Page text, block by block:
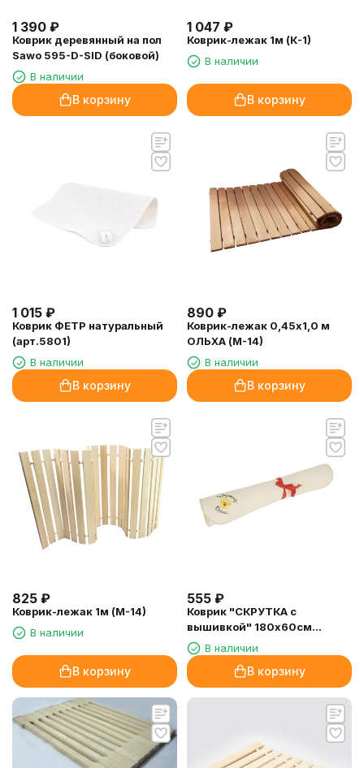
1 390 ₽
Коврик деревянный на пол
Sawo 595-D-SID (боковой)
В наличии
В корзину
1 047 ₽
Коврик-лежак 1м (К-1)
В наличии
В корзину
1 015 ₽
Коврик ФЕТР натуральный
(арт.5801)
В наличии
В корзину
890 ₽
Коврик-лежак 0,45х1,0 м
ОЛЬХА (М-14)
В наличии
В корзину
825 ₽
Коврик-лежак 1м (М-14)
В наличии
В корзину
555 ₽
Коврик "СКРУТКА с
вышивкой" 180х60см
(ар.301300)
В наличии
В корзину